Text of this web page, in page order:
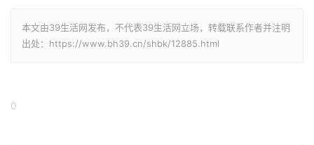
本文由39生活网发布，不代表39生活网立场，转载联系作者并注明
出处：https://www.bh39.cn/shbk/12885.html
0